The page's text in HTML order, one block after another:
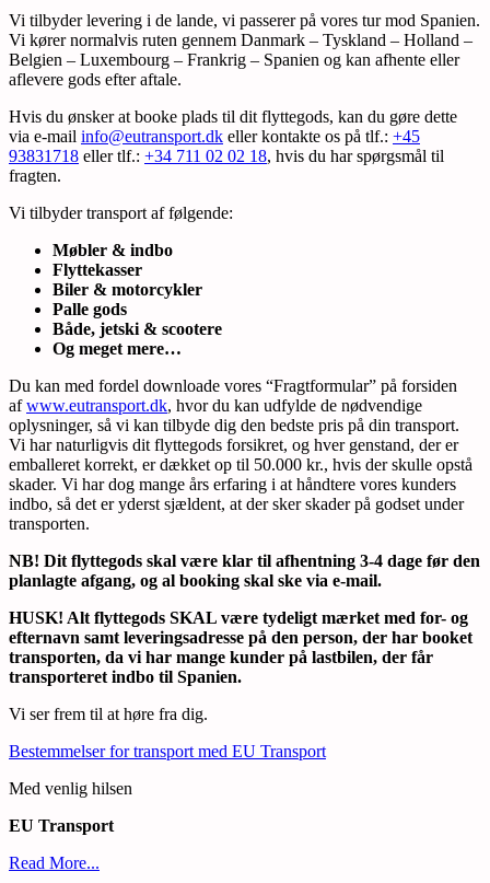
Vi tilbyder levering i de lande, vi passerer på vores tur mod Spanien.
Vi kører normalvis ruten gennem Danmark – Tyskland – Holland –
Belgien – Luxembourg – Frankrig – Spanien og kan afhente eller
aflevere gods efter aftale.
Hvis du ønsker at booke plads til dit flyttegods, kan du gøre dette
via e-mail info@eutransport.dk eller kontakte os på tlf.: +45
93831718 eller tlf.: +34 711 02 02 18, hvis du har spørgsmål til
fragten.
Vi tilbyder transport af følgende:
Møbler & indbo
Flyttekasser
Biler & motorcykler
Palle gods
Både, jetski & scootere
Og meget mere…
Du kan med fordel downloade vores “Fragtformular” på forsiden
afwww.eutransport.dk, hvor du kan udfylde de nødvendige
oplysninger, så vi kan tilbyde dig den bedste pris på din transport.
Vi har naturligvis dit flyttegods forsikret, og hver genstand, der er
emballeret korrekt, er dækket op til 50.000 kr., hvis der skulle opstå
skader. Vi har dog mange års erfaring i at håndtere vores kunders
indbo, så det er yderst sjældent, at der sker skader på godset under
transporten.
NB! Dit flyttegods skal være klar til afhentning 3-4 dage før den
planlagte afgang, og al booking skal ske via e-mail.
HUSK! Alt flyttegods SKAL være tydeligt mærket med for- og
efternavn samt leveringsadresse på den person, der har booket
transporten, da vi har mange kunder på lastbilen, der får
transporteret indbo til Spanien.
Vi ser frem til at høre fra dig.
Bestemmelser for transport med EU Transport
Med venlig hilsen
EU Transport
Read More...